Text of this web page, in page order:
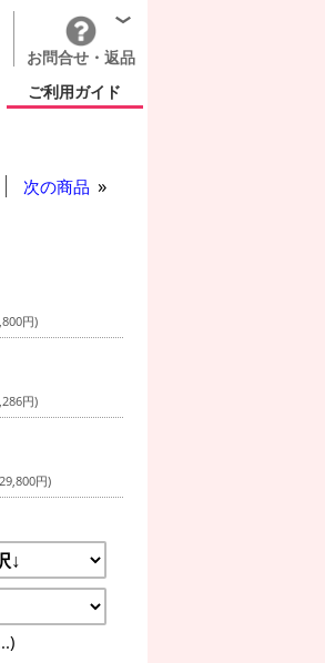
お問合せ・返品
ご利用ガイド
次の商品
円)
円)
円)